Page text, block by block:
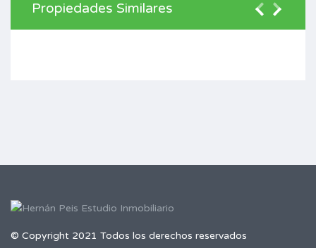
Propiedades Similares
© Copyright 2021 Todos los derechos reservados